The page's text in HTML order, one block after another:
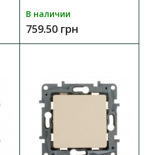
без учета рамки.
Valena Classic самая попул..
В наличии
759.50 грн